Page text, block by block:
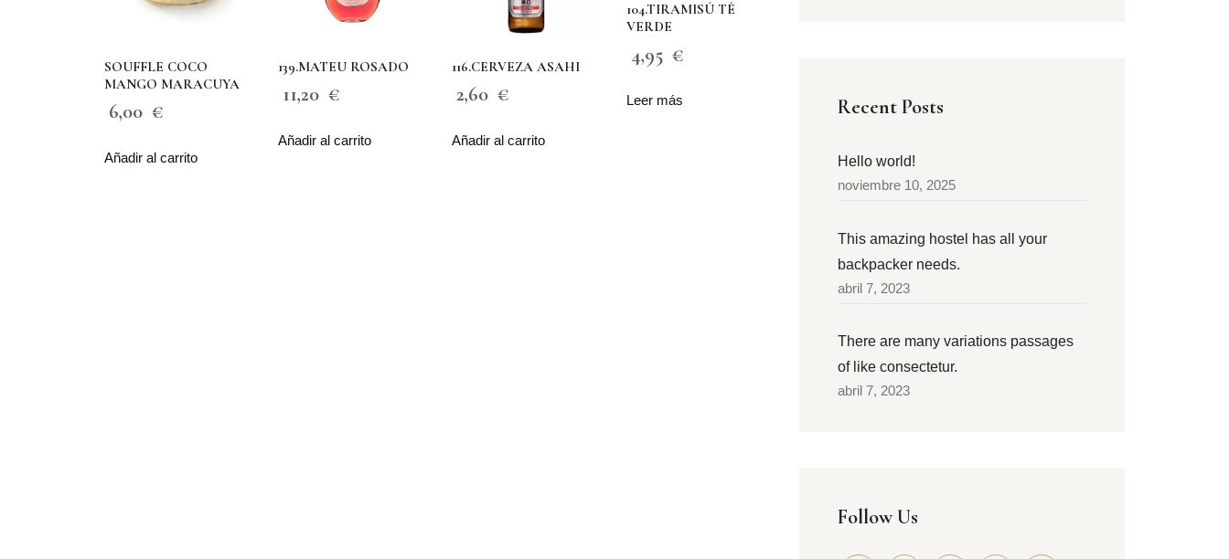
SOUFFLE COCO
MANGO MARACUYA
6,00 €
Añadir al carrito
139.MATEU ROSADO
11,20 €
Añadir al carrito
116.CERVEZA ASAHI
2,60 €
Añadir al carrito
104.TIRAMISÚ TÉ
VERDE
4,95 €
Leer más Recent Posts
Hello world!
noviembre 10, 2025
This amazing hostel has all your
backpacker needs.
abril 7, 2023
There are many variations passages
of like consectetur.
abril 7, 2023
Follow Us